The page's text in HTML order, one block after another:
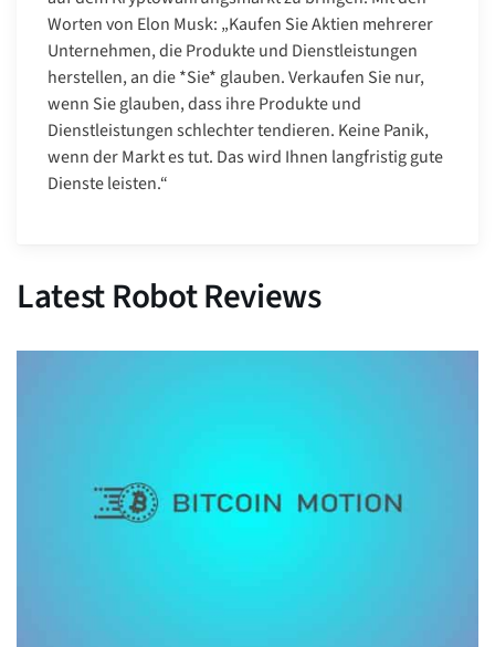
Worten von Elon Musk: „Kaufen Sie Aktien mehrerer
Unternehmen, die Produkte und Dienstleistungen
herstellen, an die *Sie* glauben. Verkaufen Sie nur,
wenn Sie glauben, dass ihre Produkte und
Dienstleistungen schlechter tendieren. Keine Panik,
wenn der Markt es tut. Das wird Ihnen langfristig gute
Dienste leisten.“
Latest Robot Reviews